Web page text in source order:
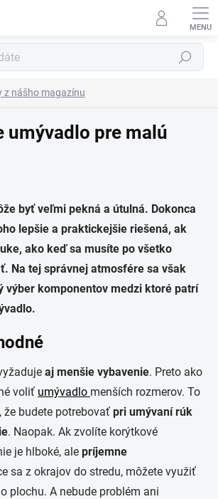
Hľadať
z nášho magazínu
umývadlo pre malú
byť veľmi pekná a útulná. Dokonca
lepšie a praktickejšie riešená, ak
ako keď sa musíte po všetko
Na tej správnej atmosfére sa však
výber komponentov medzi ktoré patrí
aj menšie vybavenie. Preto ako
voliť umývadlo menších rozmerov. To
že budete potrebovať pri umývaní rúk
. Naopak. Ak zvolíte korýtkové
je hlboké, ale príjemne
sa z okrajov do stredu, môžete využiť
plochu. A nebude problém ani